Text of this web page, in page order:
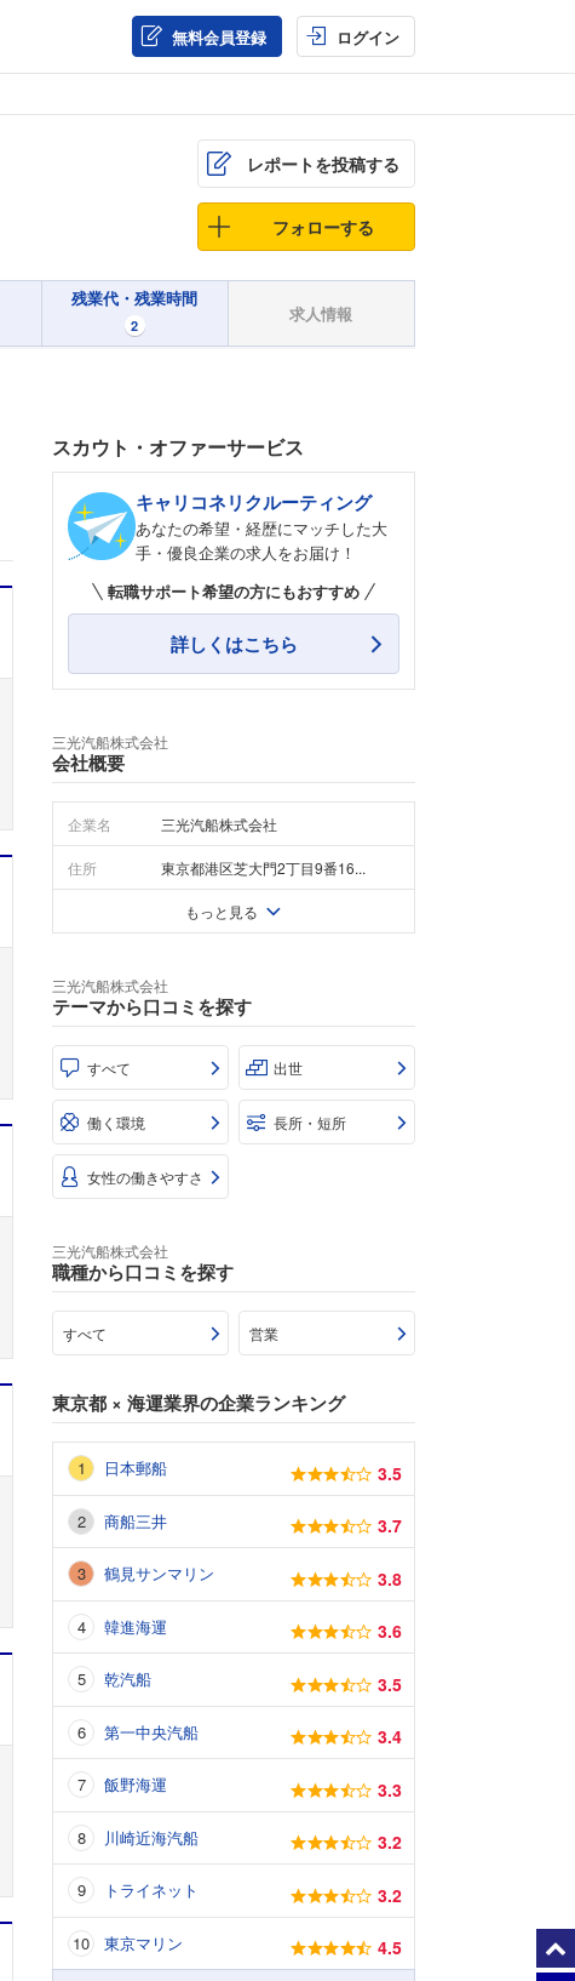
無料会員登録 ログイン
レポートを投稿する
フォローする
残業代・残業時間
2
求人情報
スカウト・オファーサービス
キャリコネリクルーティング
あなたの希望・経歴にマッチした大
手・優良企業の求人をお届け！
転職サポート希望の方にもおすすめ
詳しくはこちら
三光汽船株式会社
会社概要
企業名 三光汽船株式会社
住所 東京都港区芝大門2丁目9番16...
もっと見る
三光汽船株式会社
テーマから口コミを探す
すべて 出世
働く環境 長所・短所
女性の働きやすさ
三光汽船株式会社
職種から口コミを探す
すべて 営業
東京都 × 海運業界の企業ランキング
日本郵船 3.5
商船三井 3.7
鶴見サンマリン 3.8
韓進海運 3.6
乾汽船 3.5
第一中央汽船 3.4
飯野海運 3.3
川崎近海汽船 3.2
トライネット 3.2
東京マリン 4.5